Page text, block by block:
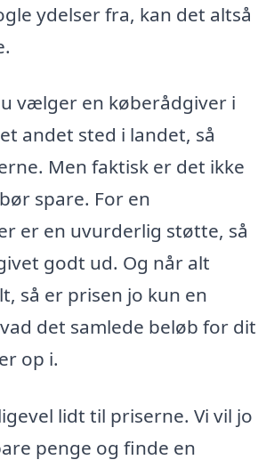
ydelser fra, kan det altså
vælger en køberådgiver i
andet sted i landet, så
Men faktisk er det ikke
spare. For en
er en uvurderlig støtte, så
godt ud. Og når alt
så er prisen jo kun en
det samlede beløb for dit
op i.
lidt til priserne. Vi vil jo
penge og finde en